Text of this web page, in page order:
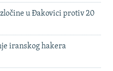
u Đakovici protiv 20
iranskog hakera